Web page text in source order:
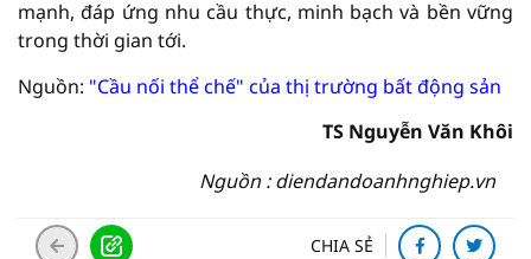
mạnh, đáp ứng nhu cầu thực, minh bạch và bền vững
trong thời gian tới.
Nguồn: "Cầu nối thể chế" của thị trường bất động sản
TS Nguyễn Văn Khôi
Nguồn : diendandoanhnghiep.vn
CHIA SẺ